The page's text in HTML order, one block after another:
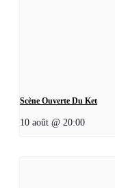
Scène Ouverte Du Ket
10 août @ 20:00